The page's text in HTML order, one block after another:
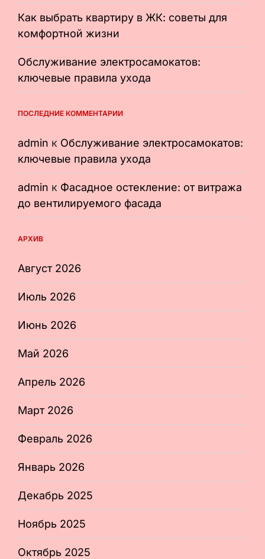
Как выбрать квартиру в ЖК: советы для
комфортной жизни
Обслуживание электросамокатов:
ключевые правила ухода
ПОСЛЕДНИЕ КОММЕНТАРИИ
admin к Обслуживание электросамокатов:
ключевые правила ухода
admin к Фасадное остекление: от витража
до вентилируемого фасада
АРХИВ
Август 2026
Июль 2026
Июнь 2026
Май 2026
Апрель 2026
Март 2026
Февраль 2026
Январь 2026
Декабрь 2025
Ноябрь 2025
Октябрь 2025